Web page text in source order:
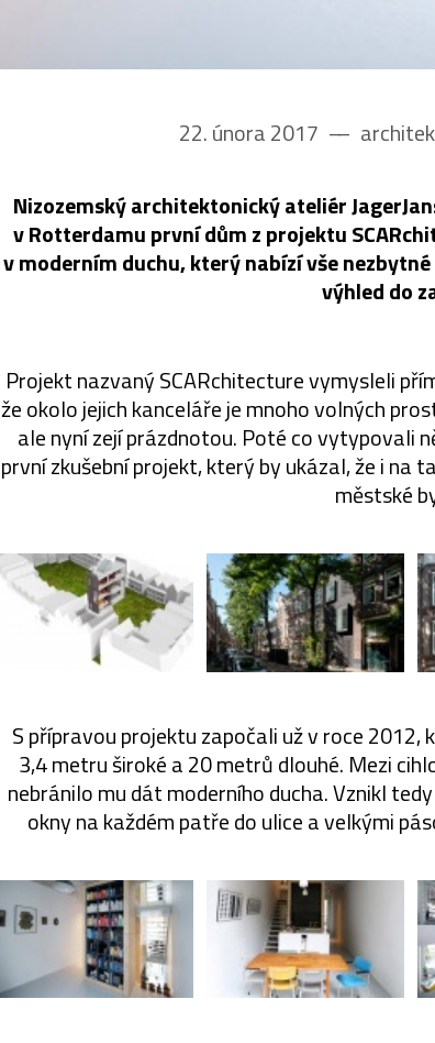
22. února 2017 ––
Nizozemský architektonický ateliér
v Rotterdamu první dům z projektu
v moderním duchu, který nabízí vše
výhled do
Projekt nazvaný SCARchitecture vymysleli
že okolo jejich kanceláře je mnoho volných
ale nyní zejí prázdnotou. Poté co vytypovali
první zkušební projekt, který by ukázal, že i na
městské
S přípravou projektu započali už v roce
3,4 metru široké a 20 metrů dlouhé. Mezi
nebránilo mu dát moderního ducha. Vznikl
okny na každém patře do ulice a velkými